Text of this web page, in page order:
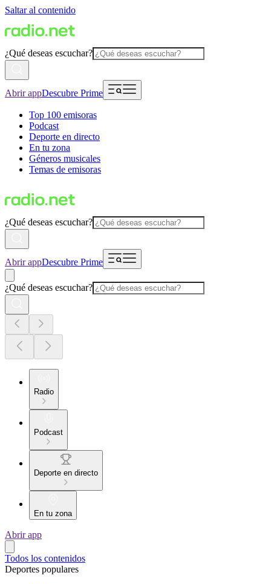
Saltar al contenido
¿Qué deseas escuchar?
Abrir appDescubre Prime
Top 100 emisoras
Podcast
Deporte en directo
En tu zona
Géneros musicales
Temas de emisoras
¿Qué deseas escuchar?
Abrir appDescubre Prime
¿Qué deseas escuchar?
Radio
Podcast
Deporte en directo
En tu zona
Abrir app
Todos los contenidos
Deportes populares